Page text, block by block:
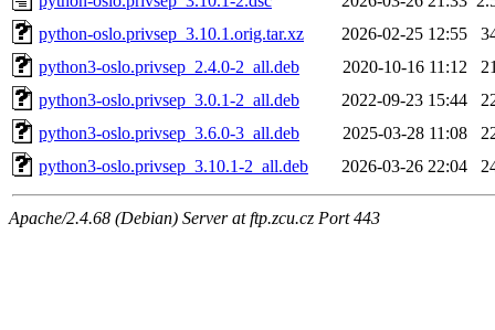
python-oslo.privsep_3.10.1.orig.tar.xz
2026-02-25 12:55
python3-oslo.privsep_2.4.0-2_all.deb
2020-10-16 11:12
python3-oslo.privsep_3.0.1-2_all.deb
2022-09-23 15:44
python3-oslo.privsep_3.6.0-3_all.deb
2025-03-28 11:08
python3-oslo.privsep_3.10.1-2_all.deb
2026-03-26 22:04
Apache/2.4.68 (Debian) Server at ftp.zcu.cz Port 443